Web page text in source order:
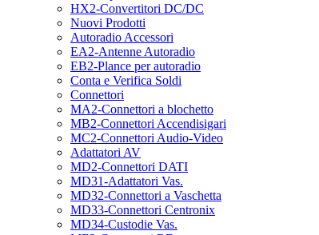
HX2-Convertitori DC/DC
Nuovi Prodotti
Autoradio Accessori
EA2-Antenne Autoradio
EB2-Plance per autoradio
Conta e Verifica Soldi
Connettori
MA2-Connettori a blochetto
MB2-Connettori Accendisigari
MC2-Connettori Audio-Video
Adattatori AV
MD2-Connettori DATI
MD31-Adattatori Vas.
MD32-Connettori a Vaschetta
MD33-Connettori Centronix
MD34-Custodie Vas.